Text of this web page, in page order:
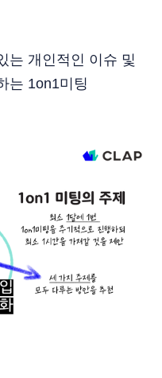
는 개인적인 이슈 및
는 1on1미팅